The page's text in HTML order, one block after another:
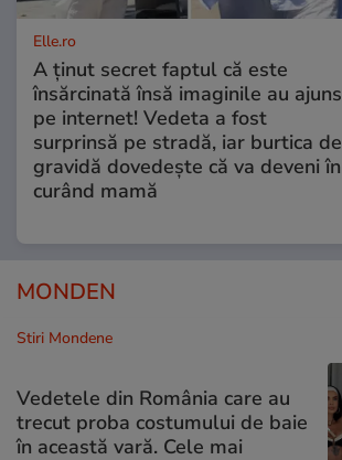
Elle.ro
A ținut secret faptul că este
însărcinată însă imaginile au ajuns
pe internet! Vedeta a fost
surprinsă pe stradă, iar burtica de
gravidă dovedește că va deveni în
curând mamă
MONDEN
Stiri Mondene
Vedetele din România care au
trecut proba costumului de baie
în această vară. Cele mai